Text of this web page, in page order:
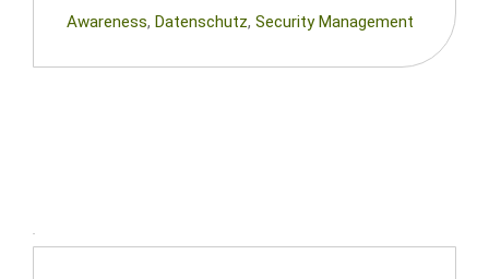
Awareness, Datenschutz, Security Management